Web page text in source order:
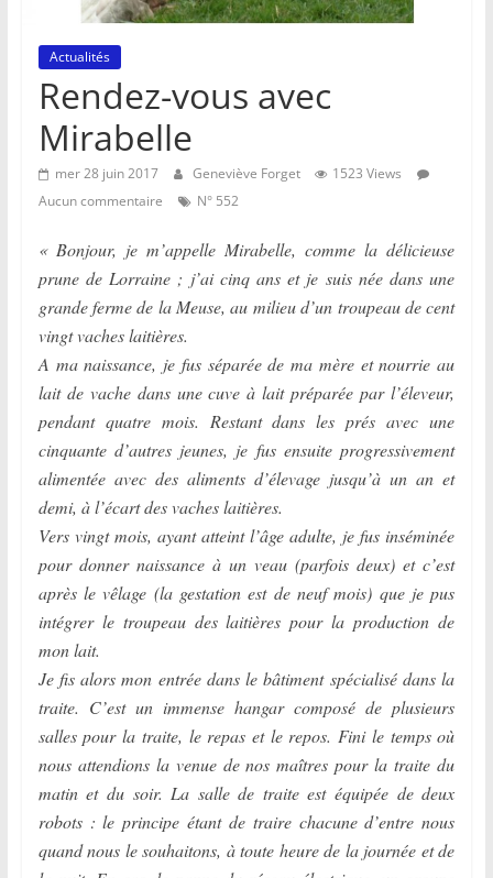
Actualités
Rendez-vous avec
Mirabelle
mer 28 juin 2017 Geneviève Forget
1523 Views
Aucun commentaire
N° 552
« Bonjour, je m’appelle Mirabelle, comme la délicieuse
prune de Lorraine ; j’ai cinq ans et je suis née dans une
grande ferme de la Meuse, au milieu d’un troupeau de cent
vingt vaches laitières.
A ma naissance, je fus séparée de ma mère et nourrie au
lait de vache dans une cuve à lait préparée par l’éleveur,
pendant quatre mois. Restant dans les prés avec une
cinquante d’autres jeunes, je fus ensuite progressivement
alimentée avec des aliments d’élevage jusqu’à un an et
demi, à l’écart des vaches laitières.
Vers vingt mois, ayant atteint l’âge adulte, je fus inséminée
pour donner naissance à un veau (parfois deux) et c’est
après le vêlage (la gestation est de neuf mois) que je pus
intégrer le troupeau des laitières pour la production de
mon lait.
Je fis alors mon entrée dans le bâtiment spécialisé dans la
traite. C’est un immense hangar composé de plusieurs
salles pour la traite, le repas et le repos. Fini le temps où
nous attendions la venue de nos maîtres pour la traite du
matin et du soir. La salle de traite est équipée de deux
robots : le principe étant de traire chacune d’entre nous
quand nous le souhaitons, à toute heure de la journée et de